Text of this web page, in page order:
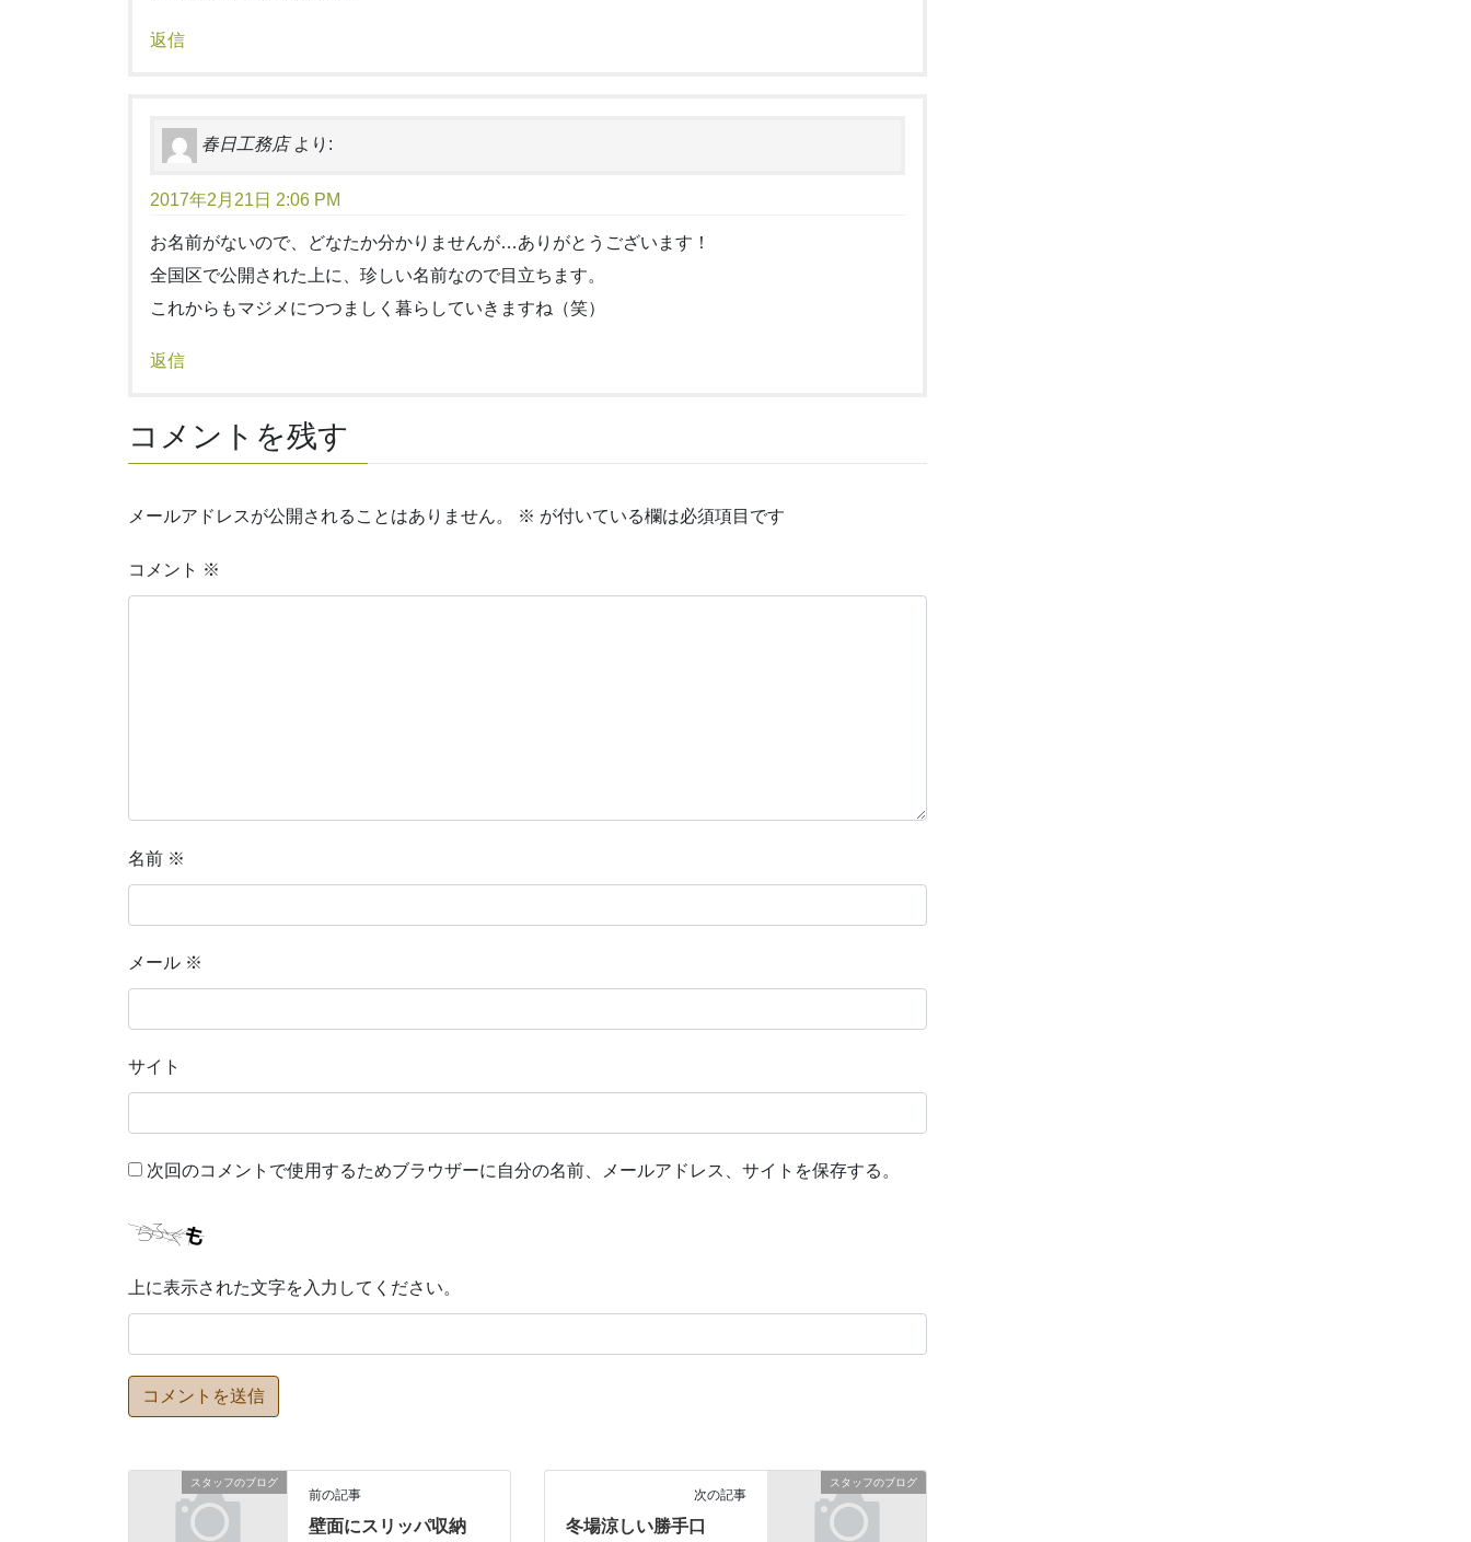
返信
春日工務店 より:
2017年2月21日 2:06 PM
お名前がないので、どなたか分かりませんが…ありがとうございます！
全国区で公開された上に、珍しい名前なので目立ちます。
これからもマジメにつつましく暮らしていきますね（笑）
返信
コメントを残す
メールアドレスが公開されることはありません。 ※ が付いている欄は必須項目です
コメント ※
名前 ※
メール ※
サイト
次回のコメントで使用するためブラウザーに自分の名前、メールアドレス、サイトを保存する。
上に表示された文字を入力してください。
スタッフのブログ
前の記事
壁面にスリッパ収納
スタッフのブログ
次の記事
冬場涼しい勝手口